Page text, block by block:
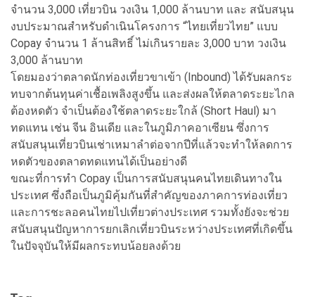
จำนวน 3,000 เที่ยวบิน วงเงิน 1,000 ล้านบาท และ สนับสนุน
งบประมาณสำหรับดำเนินโครงการ “ไทยเที่ยวไทย” แบบ
Copay จำนวน 1 ล้านสิทธิ์ ไม่เกินรายละ 3,000 บาท วงเงิน
3,000 ล้านบาท
โดยมองว่าตลาดนักท่องเที่ยวขาเข้า (Inbound) ได้รับผลกระ
ทบจากต้นทุนค่าเชื้อเพลิงสูงขึ้น และส่งผลให้ตลาดระยะไกล
ต้องหดตัว จำเป็นต้องใช้ตลาดระยะใกล้ (Short Haul) มา
ทดแทน เช่น จีน อินเดีย และในภูมิภาคอาเซียน ซึ่งการ
สนับสนุนเที่ยวบินเช่าเหมาลำต่อจากปีที่แล้วจะทำให้ลดการ
หดตัวของตลาดทดแทนได้เป็นอย่างดี
ขณะที่การทำ Copay เป็นการสนับสนุนคนไทยเดินทางใน
ประเทศ ซึ่งถือเป็นภูมิคุ้มกันที่สำคัญของภาคการท่องเที่ยว
และการชะลอคนไทยไปเที่ยวต่างประเทศ รวมทั้งยังจะช่วย
สนับสนุนปัญหาการยกเลิกเที่ยวบินระหว่างประเทศที่เกิดขึ้น
ในปัจจุบันให้มีผลกระทบน้อยลงด้วย